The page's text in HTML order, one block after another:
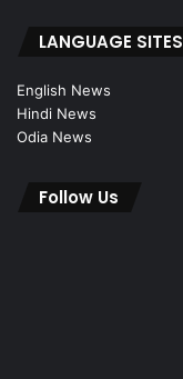
LANGUAGE SITES
English News
Hindi News
Odia News
Follow Us